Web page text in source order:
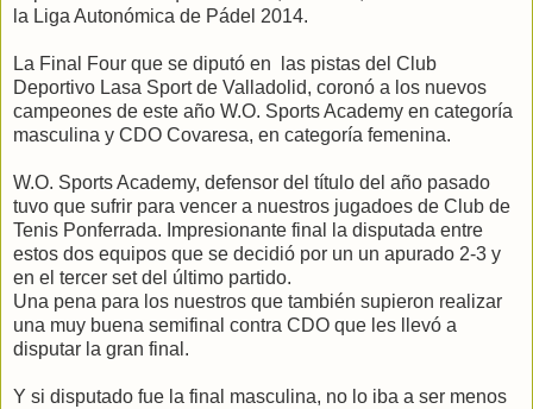
la Liga Autonómica de Pádel 2014.
La Final Four que se diputó en las pistas del Club
Deportivo Lasa Sport de Valladolid, coronó a los nuevos
campeones de este año W.O. Sports Academy en categoría
masculina y CDO Covaresa, en categoría femenina.
W.O. Sports Academy, defensor del título del año pasado
tuvo que sufrir para vencer a nuestros jugadoes de Club de
Tenis Ponferrada. Impresionante final la disputada entre
estos dos equipos que se decidió por un un apurado 2-3 y
en el tercer set del último partido.
Una pena para los nuestros que también supieron realizar
una muy buena semifinal contra CDO que les llevó a
disputar la gran final.
Y si disputado fue la final masculina, no lo iba a ser menos